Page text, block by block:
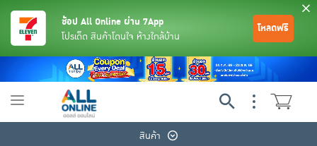
ช้อป All Online ผ่าน 7App
โปรเด็ด สินค้าโดนใจ ห้างใกล้บ้าน
โหลดฟรี
Toggle
สินค้า